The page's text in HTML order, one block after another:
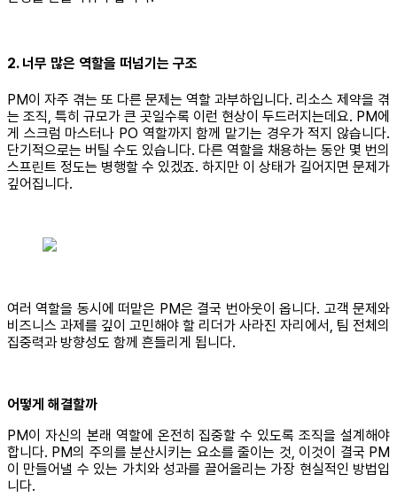
2. 너무 많은 역할을 떠넘기는 구조
PM이 자주 겪는 또 다른 문제는 역할 과부하입니다. 리소스 제약을 겪
는 조직, 특히 규모가 큰 곳일수록 이런 현상이 두드러지는데요. PM에
게 스크럼 마스터나 PO 역할까지 함께 맡기는 경우가 적지 않습니다.
단기적으로는 버틸 수도 있습니다. 다른 역할을 채용하는 동안 몇 번의
스프린트 정도는 병행할 수 있겠죠. 하지만 이 상태가 길어지면 문제가
깊어집니다.
여러 역할을 동시에 떠맡은 PM은 결국 번아웃이 옵니다. 고객 문제와
비즈니스 과제를 깊이 고민해야 할 리더가 사라진 자리에서, 팀 전체의
집중력과 방향성도 함께 흔들리게 됩니다.
어떻게 해결할까
PM이 자신의 본래 역할에 온전히 집중할 수 있도록 조직을 설계해야
합니다. PM의 주의를 분산시키는 요소를 줄이는 것, 이것이 결국 PM
이 만들어낼 수 있는 가치와 성과를 끌어올리는 가장 현실적인 방법입
니다.